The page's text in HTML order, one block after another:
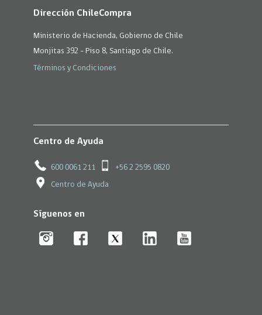
Dirección ChileCompra
Ministerio de Hacienda, Gobierno de Chile
Monjitas 392 - Piso 8, Santiago de Chile.
Términos y Condiciones
Centro de Ayuda
600 0061 211 +56 2 2595 0820
Centro de Ayuda
Síguenos en